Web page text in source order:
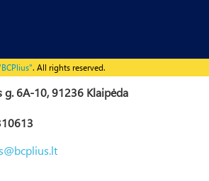
g. 6A-10, 91236 Klaipėda
. All rights reserved.